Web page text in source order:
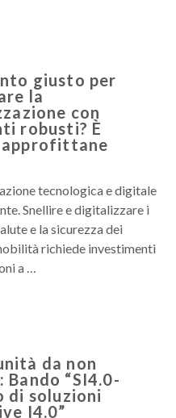
giusto per
la
con
robusti? È
approfittane
tecnologica e digitale
Snellire e digitalizzare i
e la sicurezza dei
richiede investimenti
a …
da non
Bando “SI4.0-
di soluzioni
I4.0”